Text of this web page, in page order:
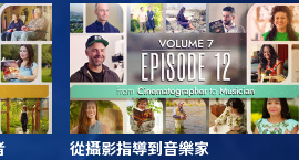
從攝影指導到音樂家